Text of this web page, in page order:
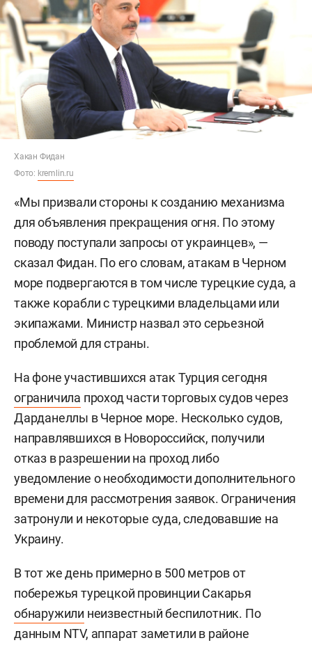
Хакан Фидан
Фото: kremlin.ru
«Мы призвали стороны к созданию механизма
для объявления прекращения огня. По этому
поводу поступали запросы от украинцев», —
сказал Фидан. По его словам, атакам в Черном
море подвергаются в том числе турецкие суда, а
также корабли с турецкими владельцами или
экипажами. Министр назвал это серьезной
проблемой для страны.
На фоне участившихся атак Турция сегодня
ограничила проход части торговых судов через
Дарданеллы в Черное море. Несколько судов,
направлявшихся в Новороссийск, получили
отказ в разрешении на проход либо
уведомление о необходимости дополнительного
времени для рассмотрения заявок. Ограничения
затронули и некоторые суда, следовавшие на
Украину.
В тот же день примерно в 500 метров от
побережья турецкой провинции Сакарья
обнаружили неизвестный беспилотник. По
данным NTV, аппарат заметили в районе